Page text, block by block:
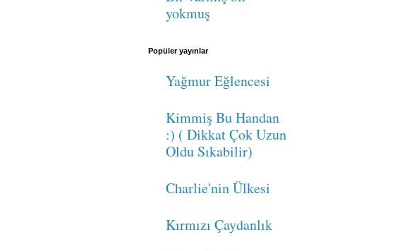
yokmuş
Popüler yayınlar
Yağmur Eğlencesi
Kimmiş Bu Handan
:) ( Dikkat Çok Uzun
Oldu Sıkabilir)
Charlie'nin Ülkesi
Kırmızı Çaydanlık